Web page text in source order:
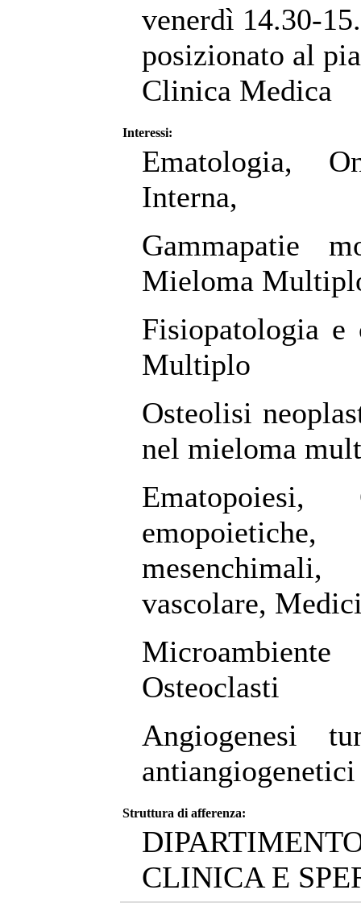
venerdì 14.30-
posizionato al
Clinica Medica
Interessi:
Ematologia,
Interna,
Gammapatie
Mieloma
Fisiopatologia
Multiplo
Osteolisi
nel mieloma
Ematopoiesi,
vascolare,
Microambiente
Osteoclasti
Angiogenesi
antiangiogenetici
Struttura di afferenza:
CLINICA E